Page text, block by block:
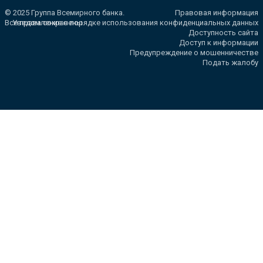
© 2025 Группа Всемирного банка.
Все права сохранены.
Правовая информация
Уведомление о порядке использования конфиденциальных данных
Доступность сайта
Доступ к информации
Предупреждение о мошенничестве
Подать жалобу